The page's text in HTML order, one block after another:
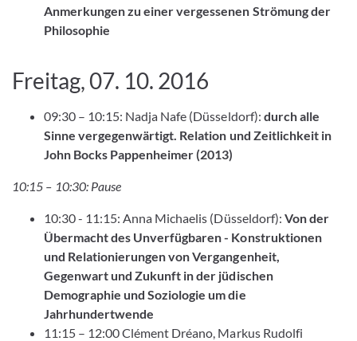
Anmerkungen zu einer vergessenen Strömung der
Philosophie
Freitag, 07. 10. 2016
09:30 – 10:15: Nadja Nafe (Düsseldorf): durch alle
Sinne vergegenwärtigt. Relation und Zeitlichkeit in
John Bocks Pappenheimer (2013)
10:15 – 10:30: Pause
10:30 - 11:15: Anna Michaelis (Düsseldorf): Von der
Übermacht des Unverfügbaren - Konstruktionen
und Relationierungen von Vergangenheit,
Gegenwart und Zukunft in der jüdischen
Demographie und Soziologie um die
Jahrhundertwende
11:15 – 12:00 Clément Dréano, Markus Rudolfi